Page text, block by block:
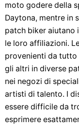
moto godere della
Daytona, mentre in
patch biker aiutano
le loro affiliazioni.
provenienti da tutto
gli altri in diverse
nei negozi di
artisti di talento. I
essere difficile da
esprimere